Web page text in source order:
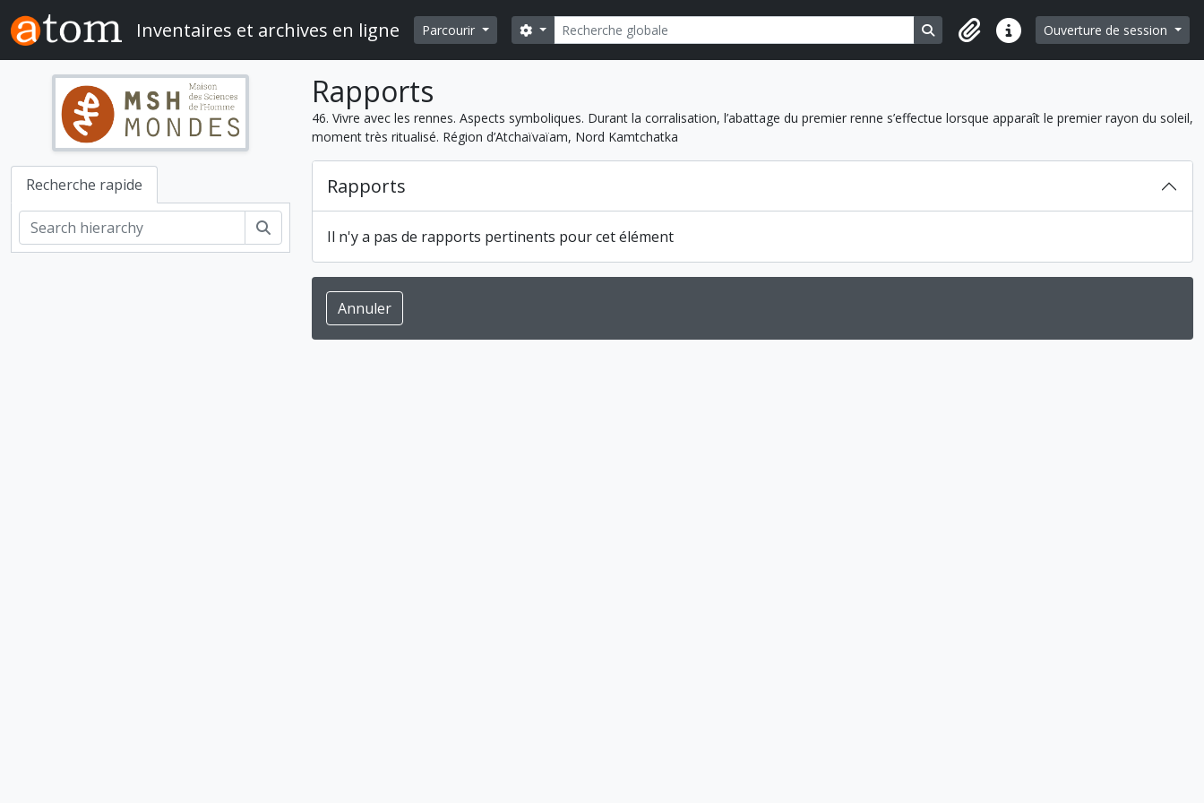
Skip to main content
Inventaires et archives en ligne Parcourir Rechercher
Search options Search in browse page
Liens rapidesOuverture de session
Recherche rapide
Rechercher
Rapports
46. Vivre avec les rennes. Aspects symboliques. Durant la corralisation, l’abattage du premier renne s’effectue lorsque apparaît le premier rayon du soleil,
moment très ritualisé. Région d’Atchaïvaïam, Nord Kamtchatka
Rapports
Il n'y a pas de rapports pertinents pour cet élément
Annuler